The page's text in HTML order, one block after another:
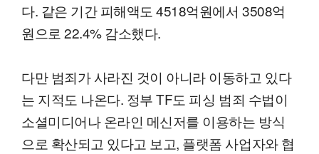
다. 같은 기간 피해액도 4518억원에서 3508억
원으로 22.4% 감소했다.
다만 범죄가 사라진 것이 아니라 이동하고 있다
는 지적도 나온다. 정부 TF도 피싱 범죄 수법이
소셜미디어나 온라인 메신저를 이용하는 방식
으로 확산되고 있다고 보고, 플랫폼 사업자와 협